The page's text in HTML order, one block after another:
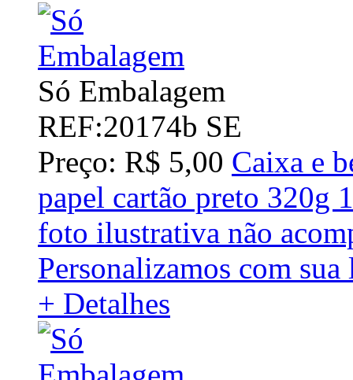
Só Embalagem
REF:20174b SE
Preço: R$ 5,00 Caixa e
papel cartão preto 320g
foto ilustrativa não
Personalizamos com
+ Detalhes